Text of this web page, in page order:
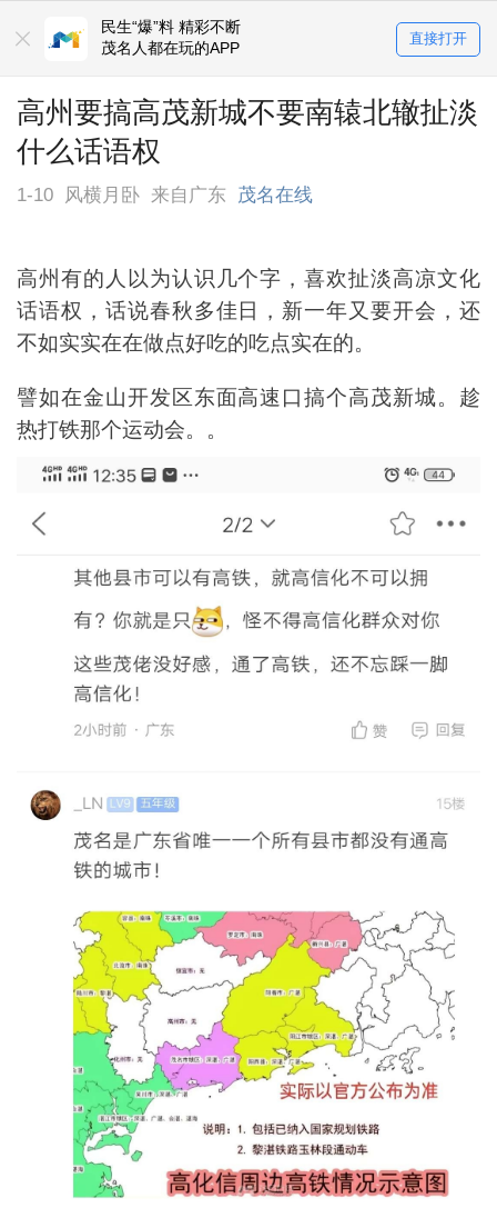
民生“爆”料 精彩不断
茂名人都在玩的APP
直接打开
高州要搞高茂新城不要南辕北辙扯淡
什么话语权
1-10 风横月卧 来自广东 茂名在线
高州有的人以为认识几个字，喜欢扯淡高凉文化
话语权，话说春秋多佳日，新一年又要开会，还
不如实实在在做点好吃的吃点实在的。
譬如在金山开发区东面高速口搞个高茂新城。趁
热打铁那个运动会。。